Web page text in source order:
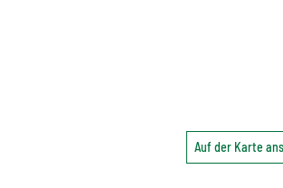
Auf der Karte